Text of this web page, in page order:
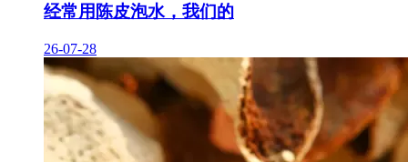
经常用陈皮泡水，我们的
26-07-28